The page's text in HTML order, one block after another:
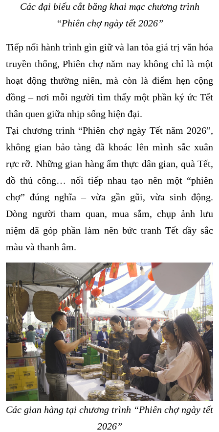
Các đại biểu cắt băng khai mạc chương trình
“Phiên chợ ngày tết 2026”
Tiếp nối hành trình gìn giữ và lan tỏa giá trị văn hóa
truyền thống, Phiên chợ năm nay không chỉ là một
hoạt động thường niên, mà còn là điểm hẹn cộng
đồng – nơi mỗi người tìm thấy một phần ký ức Tết
thân quen giữa nhịp sống hiện đại.
Tại chương trình “Phiên chợ ngày Tết năm 2026”,
không gian bảo tàng đã khoác lên mình sắc xuân
rực rỡ. Những gian hàng ẩm thực dân gian, quà Tết,
đồ thủ công… nối tiếp nhau tạo nên một “phiên
chợ” đúng nghĩa – vừa gần gũi, vừa sinh động.
Dòng người tham quan, mua sắm, chụp ảnh lưu
niệm đã góp phần làm nên bức tranh Tết đầy sắc
màu và thanh âm.
Các gian hàng tại chương trình “Phiên chợ ngày tết
2026”